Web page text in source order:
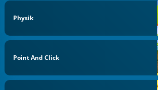
Physik
Point And Click